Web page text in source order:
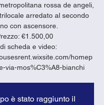
rossa de angeli,
arredato al secondo
con ascensore.
€1.500,00
scheda e video:
homep
via-mos%C3%A8-bianchi
è stato raggiunto il